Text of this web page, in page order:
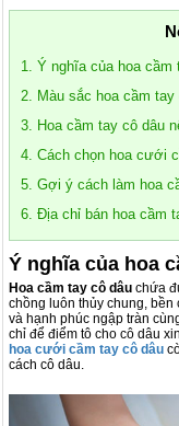
1. Ý nghĩa của hoa cầm
2. Màu sắc hoa cầm
3. Hoa cầm tay cô dâu
4. Cách chọn hoa cưới
5. Gợi ý cách làm hoa
6. Địa chỉ bán hoa cầm
Ý nghĩa của hoa
Hoa cầm tay cô dâu chứa
chồng luôn thủy chung,
và hạnh phúc ngập tràn
chỉ để điểm tô cho cô dâu
hoa cưới cầm tay cô dâu
cách cô dâu.